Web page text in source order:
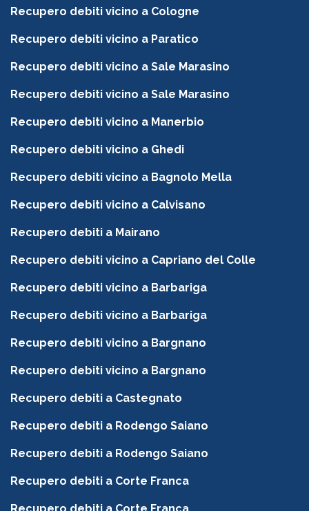
Recupero debiti vicino a Cologne
Recupero debiti vicino a Paratico
Recupero debiti vicino a Sale Marasino
Recupero debiti vicino a Sale Marasino
Recupero debiti vicino a Manerbio
Recupero debiti vicino a Ghedi
Recupero debiti vicino a Bagnolo Mella
Recupero debiti vicino a Calvisano
Recupero debiti a Mairano
Recupero debiti vicino a Capriano del Colle
Recupero debiti vicino a Barbariga
Recupero debiti vicino a Barbariga
Recupero debiti vicino a Bargnano
Recupero debiti vicino a Bargnano
Recupero debiti a Castegnato
Recupero debiti a Rodengo Saiano
Recupero debiti a Rodengo Saiano
Recupero debiti a Corte Franca